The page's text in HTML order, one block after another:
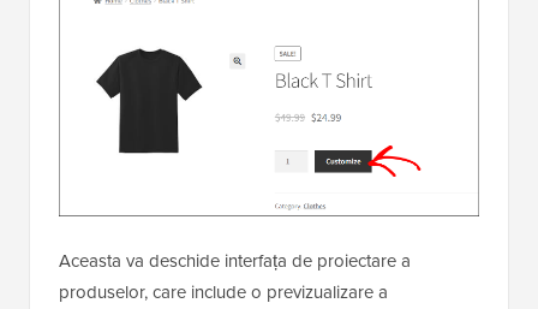
Aceasta va deschide interfața de proiectare a
produselor, care include o previzualizare a